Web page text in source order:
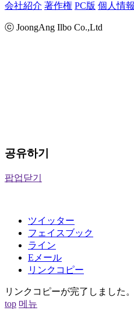
会社紹介 著作権 PC版 個人情報
ⓒ JoongAng Ilbo Co.,Ltd
공유하기
팝업닫기
ツイッター
フェイスブック
ライン
Eメール
リンクコピー
リンクコピーが完了しました。
top 메뉴